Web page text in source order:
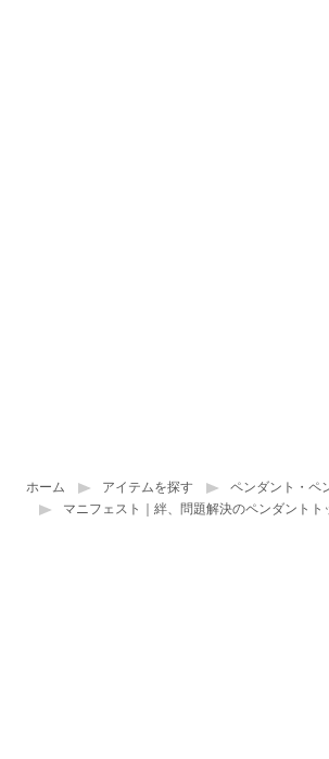
ホーム アイテムを探す
ペンダント・ペ
マニフェスト｜絆、問題解決のペンダントト